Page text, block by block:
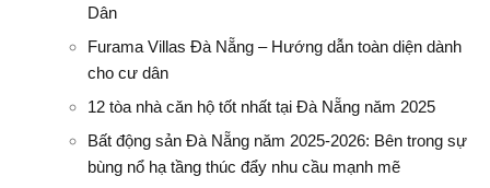
Dân
Furama Villas Đà Nẵng – Hướng dẫn toàn diện dành
cho cư dân
12 tòa nhà căn hộ tốt nhất tại Đà Nẵng năm 2025
Bất động sản Đà Nẵng năm 2025-2026: Bên trong sự
bùng nổ hạ tầng thúc đẩy nhu cầu mạnh mẽ